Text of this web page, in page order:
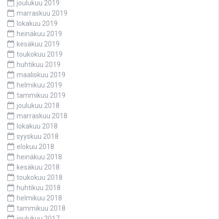
joulukuu 2019
marraskuu 2019
lokakuu 2019
heinäkuu 2019
kesäkuu 2019
toukokuu 2019
huhtikuu 2019
maaliskuu 2019
helmikuu 2019
tammikuu 2019
joulukuu 2018
marraskuu 2018
lokakuu 2018
syyskuu 2018
elokuu 2018
heinäkuu 2018
kesäkuu 2018
toukokuu 2018
huhtikuu 2018
helmikuu 2018
tammikuu 2018